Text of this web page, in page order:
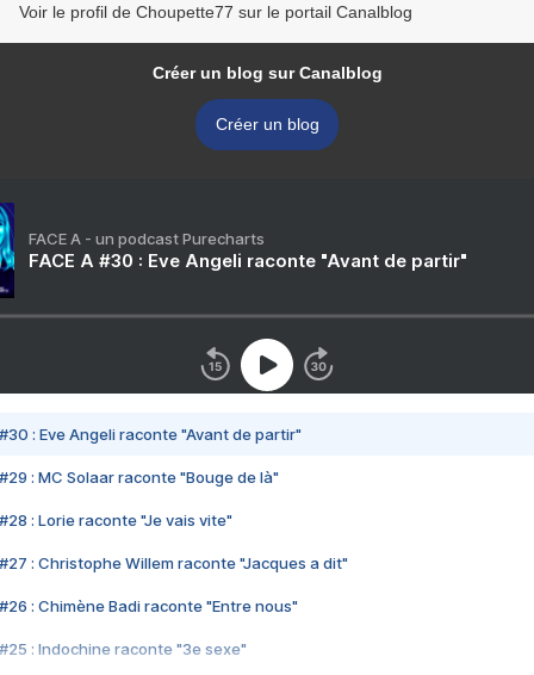
Voir le profil de Choupette77 sur le portail Canalblog
Créer un blog sur Canalblog
Créer un blog
FACE A - un podcast Purecharts
FACE A #30 : Eve Angeli raconte "Avant de partir"
#30 : Eve Angeli raconte "Avant de partir"
#29 : MC Solaar raconte "Bouge de là"
#28 : Lorie raconte "Je vais vite"
#27 : Christophe Willem raconte "Jacques a dit"
#26 : Chimène Badi raconte "Entre nous"
#25 : Indochine raconte "3e sexe"